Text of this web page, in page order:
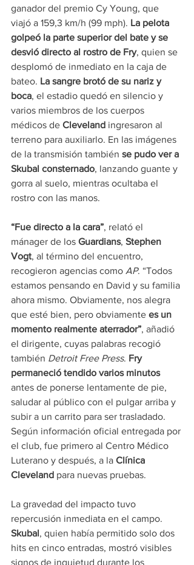
ganador del premio Cy Young, que
viajó a 159,3 km/h (99 mph). La pelota
golpeó la parte superior del bate y se
desvió directo al rostro de Fry, quien se
desplomó de inmediato en la caja de
bateo. La sangre brotó de su nariz y
boca, el estadio quedó en silencio y
varios miembros de los cuerpos
médicos de Cleveland ingresaron al
terreno para auxiliarlo. En las imágenes
de la transmisión también se pudo ver a
Skubal consternado, lanzando guante y
gorra al suelo, mientras ocultaba el
rostro con las manos.
“Fue directo a la cara”, relató el
mánager de los Guardians, Stephen
Vogt, al término del encuentro,
recogieron agencias como AP. “Todos
estamos pensando en David y su familia
ahora mismo. Obviamente, nos alegra
que esté bien, pero obviamente es un
momento realmente aterrador”, añadió
el dirigente, cuyas palabras recogió
también Detroit Free Press. Fry
permaneció tendido varios minutos
antes de ponerse lentamente de pie,
saludar al público con el pulgar arriba y
subir a un carrito para ser trasladado.
Según información oficial entregada por
el club, fue primero al Centro Médico
Luterano y después, a la Clínica
Cleveland para nuevas pruebas.
La gravedad del impacto tuvo
repercusión inmediata en el campo.
Skubal, quien había permitido solo dos
hits en cinco entradas, mostró visibles
signos de inquietud durante los